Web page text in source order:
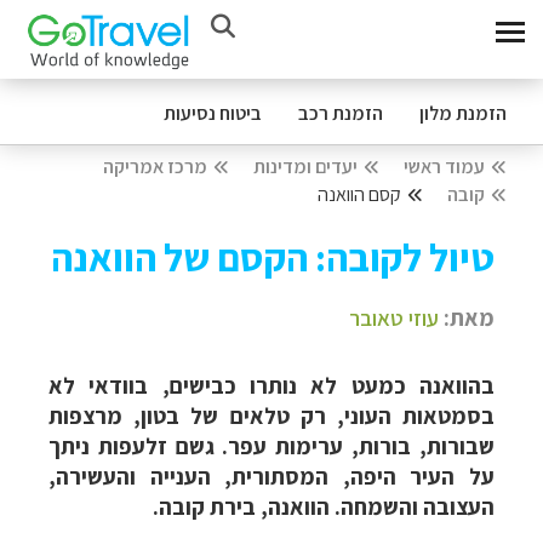
הזמנת מלון הזמנת רכב ביטוח נסיעות
עמוד ראשי יעדים ומדינות
מרכז אמריקה
קובה
קסם הוואנה
טיול לקובה: הקסם של הוואנה
מאת: עוזי טאובר
בהוואנה כמעט לא נותרו כבישים, בוודאי לא
בסמטאות העוני, רק טלאים של בטון, מרצפות
שבורות, בורות, ערימות עפר. גשם זלעפות ניתך
על העיר היפה, המסתורית, הענייה והעשירה,
העצובה והשמחה. הוואנה, בירת קובה.